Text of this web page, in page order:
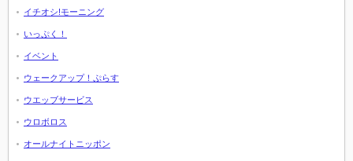
イチオシ!モーニング
いっぷく！
イベント
ウェークアップ！ぷらす
ウエッブサービス
ウロボロス
オールナイトニッポン